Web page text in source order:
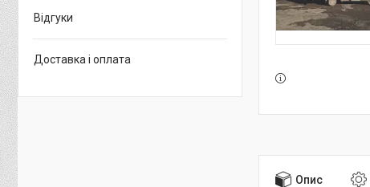
Опис
Відгуки
Доставка і оплата